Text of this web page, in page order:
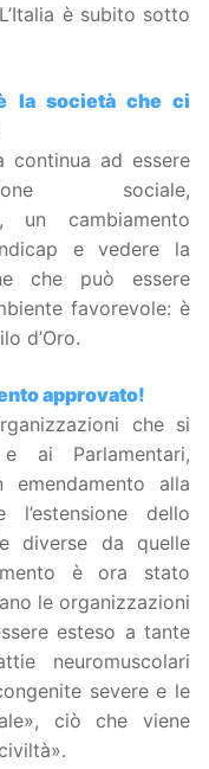
è subito sotto
la società che ci
continua ad essere
sociale,
un cambiamento
e vedere la
che può essere
favorevole: è
d’Oro.
approvato!
che si
ai Parlamentari,
emendamento alla
dello
diverse da quelle
è ora stato
le organizzazioni
esteso a tante
neuromuscolari
severe e le
ciò che viene